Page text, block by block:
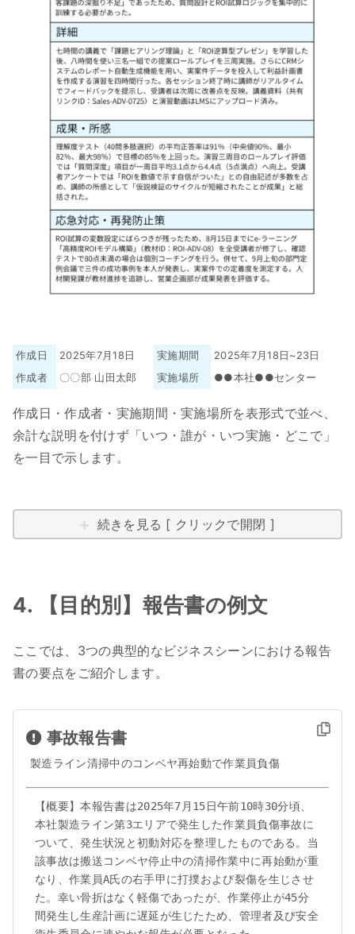
作成日 2025年7月18日 実施期間
2025年7月18日~23日
作成者
〇〇部 山田太郎 実施場所 ●●本社●●センター
作成日・作成者・実施期間・実施場所を表形式で並べ、
余計な説明を付けず「いつ・誰が・いつ実施・どこで」
を一目で示します。
続きを見る [ クリックで開閉 ]
4. 【目的別】報告書の例文
ここでは、3つの典型的なビジネスシーンにおける報告
書の要点をご紹介します。
事故報告書
製造ライン清掃中のコンベヤ再始動で作業員負傷
【概要】本報告書は2025年7月15日午前10時30分頃、
本社製造ライン第3エリアで発生した作業員負傷事故に
ついて、発生状況と初動対応を整理したものである。当
該事故は搬送コンベヤ停止中の清掃作業中に再始動が重
なり、作業員A氏の右手甲に打撲および裂傷を生じさせ
た。幸い骨折はなく軽傷であったが、作業停止が45分
間発生し生産計画に遅延が生じたため、管理者及び安全